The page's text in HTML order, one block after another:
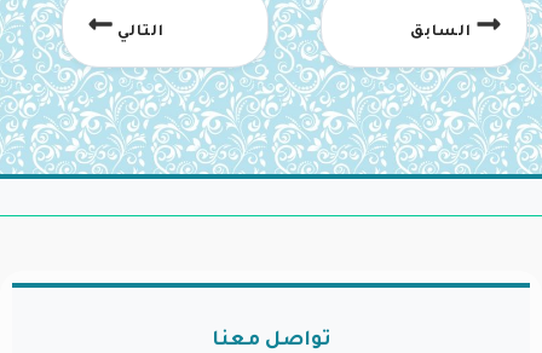
السابق التالي
تواصل معنا